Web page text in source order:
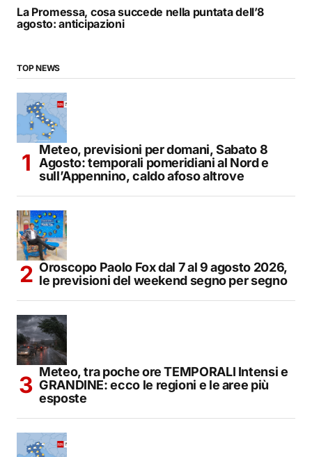
La Promessa, cosa succede nella puntata dell’8
agosto: anticipazioni
TOP NEWS
Meteo, previsioni per domani, Sabato 8
Agosto: temporali pomeridiani al Nord e
sull’Appennino, caldo afoso altrove
Oroscopo Paolo Fox dal 7 al 9 agosto 2026,
le previsioni del weekend segno per segno
Meteo, tra poche ore TEMPORALI Intensi e
GRANDINE: ecco le regioni e le aree più
esposte